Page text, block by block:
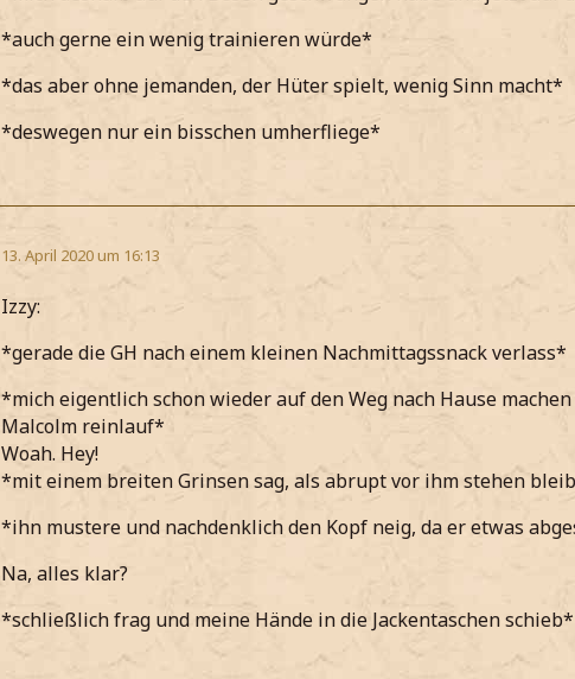
*auch gerne ein wenig trainieren würde*
*das aber ohne jemanden, der Hüter spielt, wenig Sinn macht*
*deswegen nur ein bisschen umherfliege*
13. April 2020 um 16:13
Izzy:
*gerade die GH nach einem kleinen Nachmittagssnack verlass*
*mich eigentlich schon wieder auf den Weg nach Hause
Malcolm reinlauf*
Woah. Hey!
*mit einem breiten Grinsen sag, als abrupt vor ihm stehen
*ihn mustere und nachdenklich den Kopf neig, da er etwas
Na, alles klar?
*schließlich frag und meine Hände in die Jackentaschen schieb*